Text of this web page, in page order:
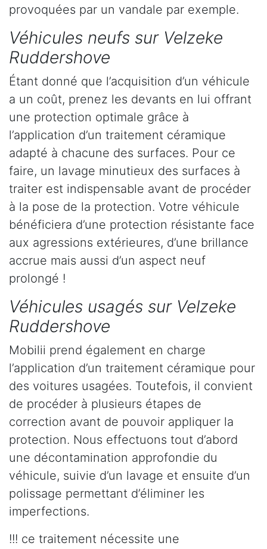
provoquées par un vandale par exemple.
Véhicules neufs sur Velzeke
Ruddershove
Étant donné que l’acquisition d’un véhicule
a un coût, prenez les devants en lui offrant
une protection optimale grâce à
l’application d’un traitement céramique
adapté à chacune des surfaces. Pour ce
faire, un lavage minutieux des surfaces à
traiter est indispensable avant de procéder
à la pose de la protection. Votre véhicule
bénéficiera d’une protection résistante face
aux agressions extérieures, d’une brillance
accrue mais aussi d’un aspect neuf
prolongé !
Véhicules usagés sur Velzeke
Ruddershove
Mobilii prend également en charge
l’application d’un traitement céramique pour
des voitures usagées. Toutefois, il convient
de procéder à plusieurs étapes de
correction avant de pouvoir appliquer la
protection. Nous effectuons tout d’abord
une décontamination approfondie du
véhicule, suivie d’un lavage et ensuite d’un
polissage permettant d’éliminer les
imperfections.
!!! ce traitement nécessite une